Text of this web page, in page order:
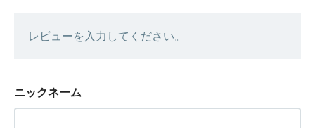
レビューを入力してください。
ニックネーム